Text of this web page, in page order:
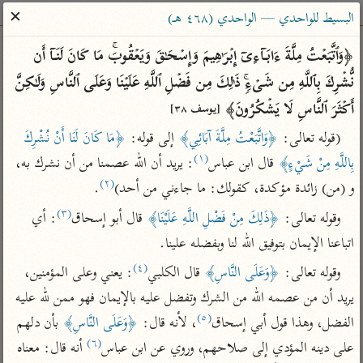
ساهم معنا في نشر القرآن والعلم الشرعي
الباحث القرآني
بحث تفسير علوم مصاحف معاجم
Type 2 or more characters for results.
Type 1 or more
characters for results.
أمّهات
تفسير الطبري
تفسير ابن كثير
تفسير القرطبي
تفسير البغوي
عامّة
فتح البيان للقنوجي
فتح القدير للشوكاني
تفسير ابن جزي
موسوعات
معاصرة
الميسر
التفسير
تفسير السعدي
أيسر التفاسير
البسيط للواحدي — الواحدي (٤٦٨ هـ)
✕
أَكۡثَرَ ٱلنَّاسِ لَا یَشۡكُرُونَ﴾ [يوسف ٣٨]
(قوله تعالى: ﴿وَاتَّبَعْتُ مِلَّةَ آبَائِي﴾ إلى قوله:
بِاللَّهِ مِنْ شَيْءٍ﴾ قال ابن عباس(١)
و (من) زائدة مؤكدة، كقولك: ما جاءني من أحد)(٢) .
وقوله تعالى: ﴿ذَلِكَ مِنْ فَضْلِ اللَّهِ عَلَيْنَا﴾ قال أبو إسحاق(٣)
اتباعنا الإيمان بتوفيق الله لنا وبفضله علينا.
وقوله تعالى: ﴿وَعَلَى النَّاسِ﴾ قال الكلبي(٤)
الفضل، وهذا قول أبي إسحاق(٥) ، لأنه قال: ﴿وَعَلَى النَّاسِ﴾
على دينه المؤدي إلى صلاحهم، وروي عن ابن عباس(٦)